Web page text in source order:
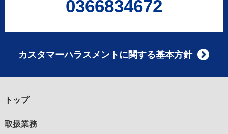
0366834672
カスタマーハラスメントに関する基本方針
トップ
取扱業務